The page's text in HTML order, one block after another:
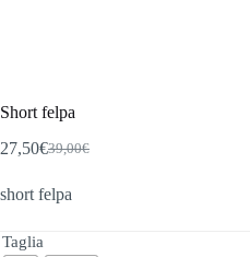
Short felpa
39,00€
Il
originale
27,50€Il
attuale
short felpa
Taglia